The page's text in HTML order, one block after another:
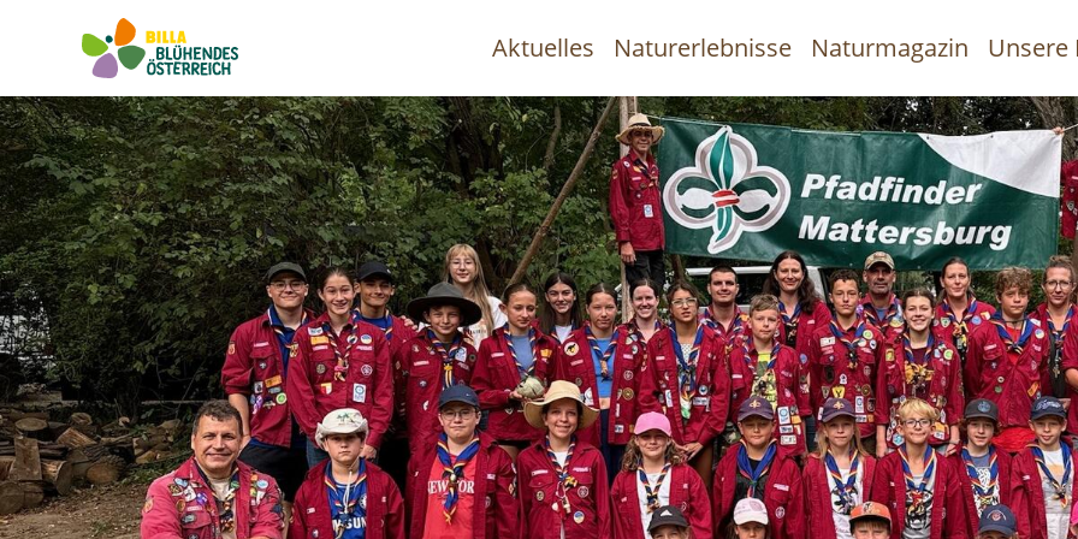
Direkt
zum
Inhalt
Hauptnavigation
Aktuelles Naturerlebnisse Naturmagazin Unsere
Image